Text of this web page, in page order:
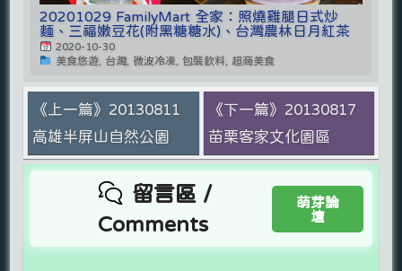
20201029 FamilyMart 全家：照燒雞腿日式炒
麵、三福嫩豆花(附黑糖糖水)、台灣農林日月紅茶
2020-10-30
美食悠遊, 台灣, 微波冷凍, 包裝飲料, 超商美食
《上一篇》20130811
高雄半屏山自然公園
《下一篇》20130817
苗栗客家文化園區
留言區 /
Comments
萌芽論
壇